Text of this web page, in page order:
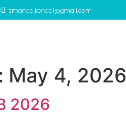
smanda.kendal@gmail.com
May 4, 2026
2026